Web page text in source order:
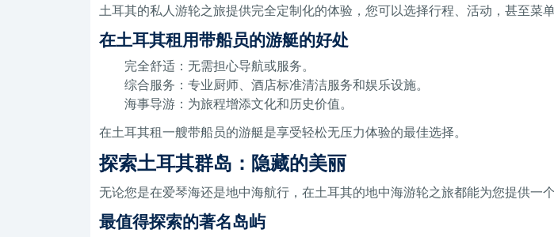
土耳其的私人游轮之旅提供完全定制化的体验，您可以选择行程、活动，甚至菜单
在土耳其租用带船员的游艇的好处
完全舒适：无需担心导航或服务。
综合服务：专业厨师、酒店标准清洁服务和娱乐设施。
海事导游：为旅程增添文化和历史价值。
在土耳其租一艘带船员的游艇是享受轻松无压力体验的最佳选择。
探索土耳其群岛：隐藏的美丽
无论您是在爱琴海还是地中海航行，在土耳其的地中海游轮之旅都能为您提供一
最值得探索的著名岛屿